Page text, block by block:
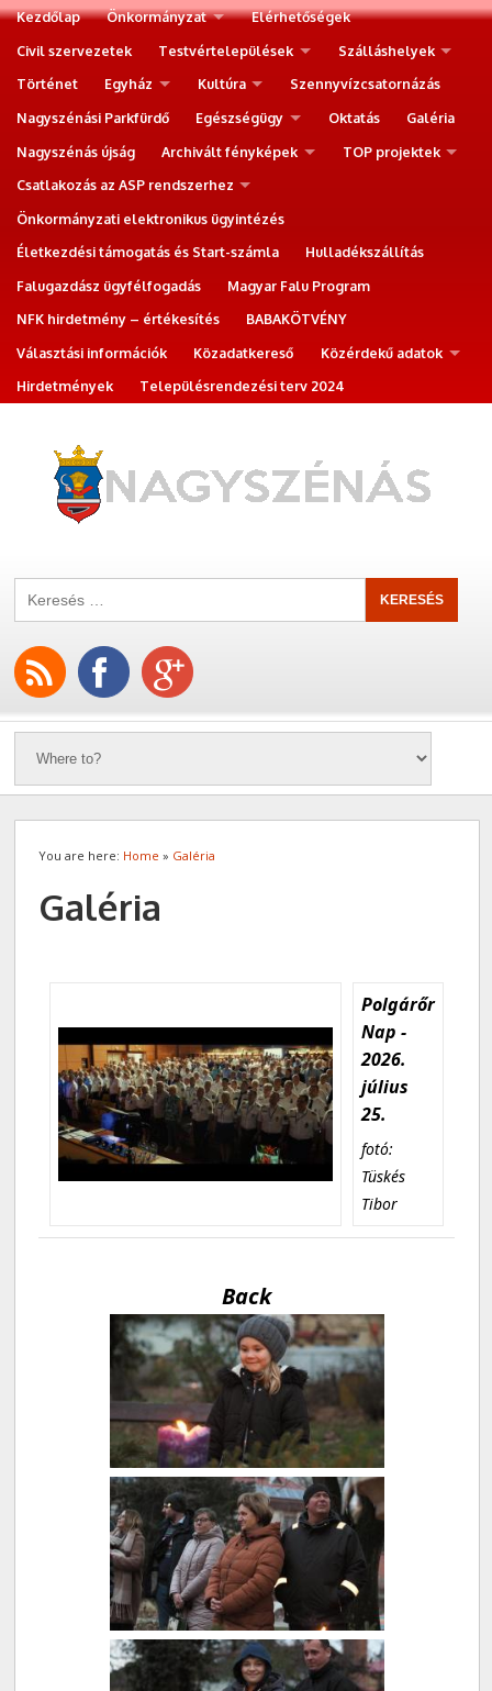
Kezdőlap Önkormányzat
Elérhetőségek
Civil szervezetek
Testvértelepülések
Szálláshelyek
Történet
Egyház Kultúra
Szennyvízcsatornázás
Nagyszénási Parkfürdő
Egészségügy Oktatás
Galéria
Nagyszénás újság
Archivált fényképek
TOP projektek
Csatlakozás az ASP rendszerhez
Önkormányzati elektronikus ügyintézés
Életkezdési támogatás és Start-számla
Hulladékszállítás
Falugazdász ügyfélfogadás
Magyar Falu Program
NFK hirdetmény – értékesítés
BABAKÖTVÉNY
Választási információk
Közadatkereső
Közérdekű adatok
Hirdetmények
Településrendezési terv 2024
You are here: Home » Galéria
Galéria
Polgárőr
Nap -
2026.
július
25.
fotó:
Tüskés
Tibor
Back